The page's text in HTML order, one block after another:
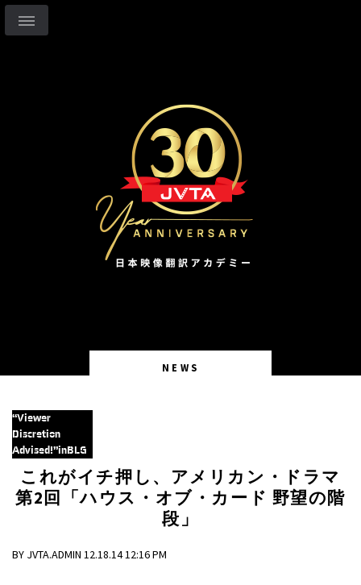
NEWS
“Viewer
Discretion
Advised!”inBLG
これがイチ押し、アメリカン・ドラマ
第2回「ハウス・オブ・カード 野望の階
段」
BY JVTA.ADMIN 12.18.14 12:16 PM